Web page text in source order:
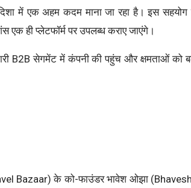
में एक अहम कदम माना जा रहा है। इस
ही प्लेटफॉर्म पर उपलब्ध कराए जाएंगे।
B2B सेगमेंट में कंपनी की पहुंच और क्षमताओं को
Bazaar) के को-फाउंडर भावेश ओझा